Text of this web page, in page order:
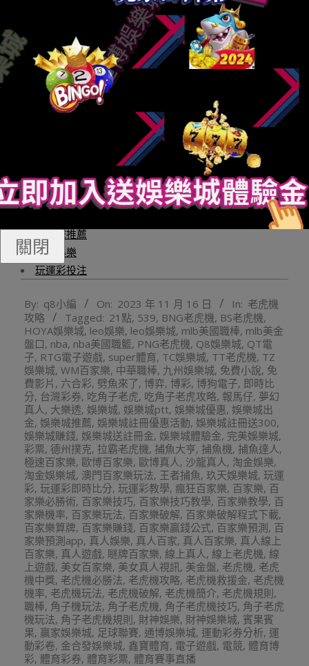
（本文摘編自由中國醫藥保健品進出口商會化妝品分會編
寫的《RCEP化妝品市場研究講演（東盟篇）》）轉自：中
國醫藥報
財神捕魚機
財神娛樂城
線上老虎機
娛樂城註冊
娛樂城推薦
財神娛樂
玩運彩投注
11-
16
By: q8小編 On: 2023 年 11 月 16 日 In: 老虎機
攻略
Tagged: 21點, 539, BNG老虎機, BS老虎機,
HOYA娛樂城, leo娛樂, leo娛樂城, mlb美國職棒, mlb美金
盤口, nba, nba美國職籃, PNG老虎機, Q8娛樂城, QT電
子, RTG電子遊戲, super體育, TC娛樂城, TT老虎機, TZ
娛樂城, WM百家樂, 中華職棒, 九州娛樂城, 免費小說, 免
費影片 , 六合彩, 劈魚來了, 博弈, 博彩, 博狗電子, 即時比
分, 台灣彩券, 吃角子老虎, 吃角子老虎攻略, 報馬仔, 夢幻
真人, 大樂透, 娛樂城, 娛樂城ptt, 娛樂城優惠, 娛樂城出
金, 娛樂城推薦, 娛樂城註冊優惠活動, 娛樂城註冊送300,
娛樂城賺錢, 娛樂城送註冊金, 娛樂城體驗金, 完美娛樂城,
彩票, 德州撲克, 拉霸老虎機, 捕魚大亨, 捕魚機, 捕魚達人,
極速百家樂, 歐博百家樂, 歐博真人, 沙龍真人, 淘金娛樂,
淘金娛樂城, 澳門百家樂玩法, 王者捕魚, 玖天娛樂城, 玩運
彩, 玩運彩即時比分, 玩運彩教學, 瘋狂百家樂, 百家樂, 百
家樂必勝術, 百家樂技巧, 百家樂技巧教學, 百家樂教學, 百
家樂機率, 百家樂玩法, 百家樂破解, 百家樂破解程式下載,
百家樂算牌, 百家樂賺錢, 百家樂贏錢公式, 百家樂預測 , 百
家樂預測app, 真人娛樂, 真人百家, 真人百家樂, 真人線上
百家樂, 真人遊戲, 瞇牌百家樂, 線上真人, 線上老虎機, 線
上遊戲, 美女百家樂, 美女真人視訊, 美金盤, 老虎機, 老虎
機中獎, 老虎機必勝法, 老虎機攻略, 老虎機救援金, 老虎機
機率, 老虎機玩法, 老虎機破解, 老虎機簡介, 老虎機規則,
職棒, 角子機玩法, 角子老虎機, 角子老虎機技巧, 角子老虎
機玩法, 角子老虎機規則, 財神娛樂, 財神娛樂城, 賓果賓
果, 贏家娛樂城, 足球聯賽, 通博娛樂城, 運動彩券分析, 運
動彩卷, 金合發娛樂城, 鑫寶體育, 電子遊戲, 電競, 體育博
彩, 體育彩券, 體育彩票, 體育賽事直播
關閉